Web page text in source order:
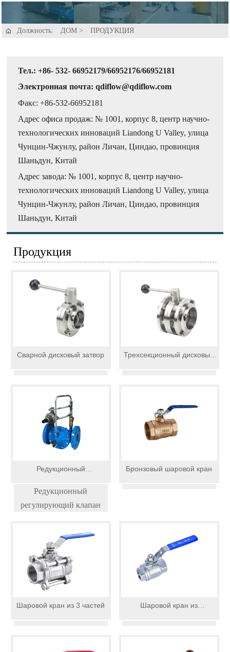
 Должность: ДОМ > ПРОДУКЦИЯ
Тел.: +86- 532- 66952179/66952176/66952181
Электронная почта: qdiflow@qdiflow.com
Факс: +86-532-66952181
Адрес офиса продаж: № 1001, корпус 8, центр научно-
технологических инноваций Liandong U Valley, улица
Чунцин-Чжунлу, район Личан, Циндао, провинция
Шаньдун, Китай
Адрес завода: № 1001, корпус 8, центр научно-
технологических инноваций Liandong U Valley, улица
Чунцин-Чжунлу, район Личан, Циндао, провинция
Шаньдун, Китай
Продукция
Сварной дисковый затвор
Трехсекционный дисковый
Редукционный
Редукционный
регулирующий клапан
Бронзовый шаровой кран
Шаровой кран из 3 частей
Шаровой кран из